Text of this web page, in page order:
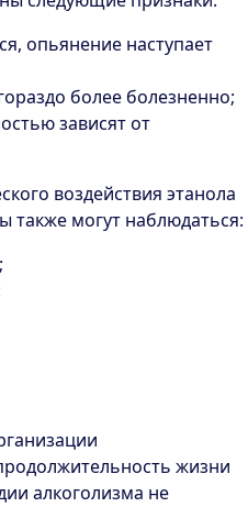
опьянение наступает
более болезненно;
зависят от
воздействия этанола
также могут наблюдаться:
жизни
алкоголизма не